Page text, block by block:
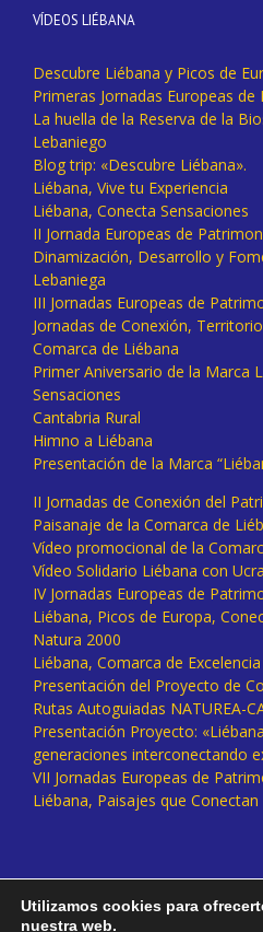
VÍDEOS LIÉBANA
Descubre Liébana y Picos de
Primeras Jornadas Europeas
La huella de la Reserva de la
Lebaniego
Blog trip: «Descubre Liébana».
Liébana, Vive tu Experiencia
Liébana, Conecta Sensaciones
II Jornada Europeas de
Dinamización, Desarrollo y
Lebaniega
III Jornadas Europeas de
Jornadas de Conexión,
Comarca de Liébana
Primer Aniversario de la Marca
Sensaciones
Cantabria Rural
Himno a Liébana
Presentación de la Marca
II Jornadas de Conexión del
Paisanaje de la Comarca de
Vídeo promocional de la
Vídeo Solidario Liébana con
IV Jornadas Europeas de
Liébana, Picos de Europa,
Natura 2000
Liébana, Comarca de
Presentación del Proyecto de
Rutas Autoguiadas NATUREA-
Presentación Proyecto:
generaciones interconectando
VII Jornadas Europeas de
Liébana, Paisajes que
Utilizamos cookies para
nuestra web.